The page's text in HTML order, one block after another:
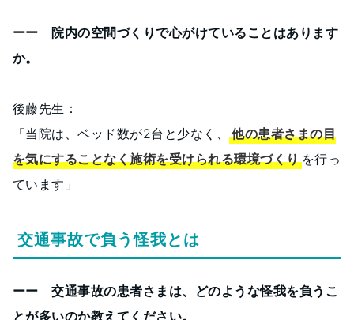
ーー 院内の空間づくりで心がけていることはあります
か。
後藤先生：
「当院は、ベッド数が2台と少なく、他の患者さまの目
を気にすることなく施術を受けられる環境づくりを行っ
ています」
交通事故で負う怪我とは
ーー 交通事故の患者さまは、どのような怪我を負うこ
とが多いのか教えてください。